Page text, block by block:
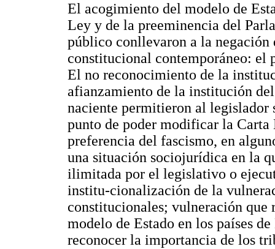
El acogimiento del modelo de
Ley y de la preeminencia del
público conllevaron a la
constitucional contemporáneo: el
El no reconocimiento de la
afianzamiento de la institución
naciente permitieron al legislador
punto de poder modificar la Carta
preferencia del fascismo, en
una situación sociojurídica en la
ilimitada por el legislativo o
institu-cionalización de la
constitucionales; vulneración que
modelo de Estado en los países
reconocer la importancia de los